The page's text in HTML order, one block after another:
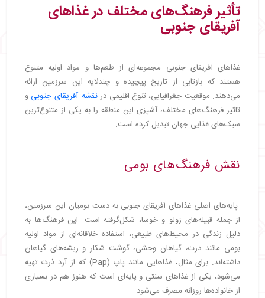
تأثیر فرهنگ‌های مختلف در غذاهای
آفریقای جنوبی
غذاهای آفریقای جنوبی مجموعه‌ای از طعم‌ها و مواد اولیه متنوع
هستند که بازتابی از تاریخ پیچیده و چندلایه این سرزمین ارائه
می‌دهند. موقعیت جغرافیایی، تنوع اقلیمی درنقشه آفریقای جنوبی و
تاثیر فرهنگ‌های مختلف، آشپزی این منطقه را به یکی از متنوع‌ترین
سبک‌های غذایی جهان تبدیل کرده است.
نقش فرهنگ‌های بومی
پایه‌های اصلی غذاهای آفریقای جنوبی به دست بومیان این سرزمین،
از جمله قبیله‌های زولو و خوسا، شکل‌گرفته است. این فرهنگ‌ها به
دلیل زندگی در محیط‌های طبیعی، استفاده خلاقانه‌ای از مواد اولیه
بومی مانند ذرت، گیاهان وحشی، گوشت شکار و ریشه‌های گیاهان
داشته‌اند. برای مثال، غذاهایی مانند پاپ (Pap) که از آرد ذرت تهیه
می‌شود، یکی از غذاهای سنتی و پایه‌ای است که هنوز هم در بسیاری
از خانواده‌ها روزانه مصرف می‌شود.